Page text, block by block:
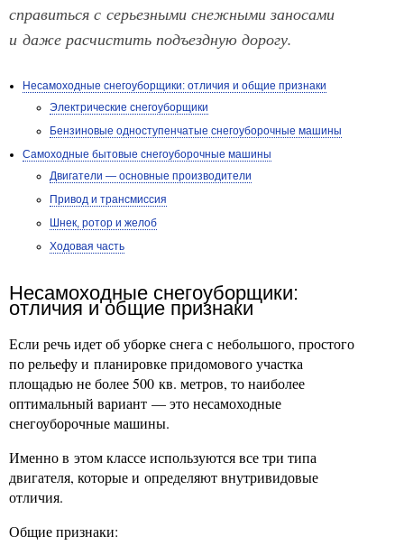
справиться с серьезными снежными заносами
и даже расчистить подъездную дорогу.
Несамоходные снегоуборщики: отличия и общие признаки
Электрические снегоуборщики
Бензиновые одноступенчатые снегоуборочные машины
Самоходные бытовые снегоуборочные машины
Двигатели — основные производители
Привод и трансмиссия
Шнек, ротор и желоб
Ходовая часть
Несамоходные снегоуборщики:
отличия и общие признаки
Если речь идет об уборке снега с небольшого, простого
по рельефу и планировке придомового участка
площадью не более 500 кв. метров, то наиболее
оптимальный вариант — это несамоходные
снегоуборочные машины.
Именно в этом классе используются все три типа
двигателя, которые и определяют внутривидовые
отличия.
Общие признаки: